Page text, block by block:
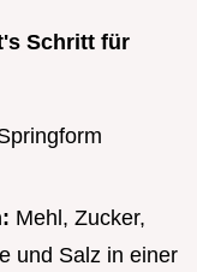
Schritt für
Mehl, Zucker,
und Salz in einer